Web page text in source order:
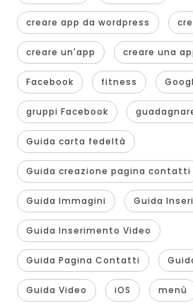
creare app da wordpress
creare un'app creare una
Facebook fitness
gruppi Facebook
Guida carta fedeltà
Guida creazione pagina contatti
Guida Immagini Guida
Guida Inserimento Video
Guida Pagina Contatti
Guida Video iOS menù